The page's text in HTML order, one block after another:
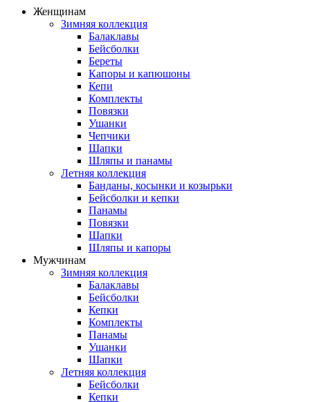
Женщинам
Зимняя коллекция
Балаклавы
Бейсболки
Береты
Капоры и капюшоны
Кепи
Комплекты
Повязки
Ушанки
Чепчики
Шапки
Шляпы и панамы
Летняя коллекция
Банданы, косынки и козырьки
Бейсболки и кепки
Панамы
Повязки
Шапки
Шляпы и капоры
Мужчинам
Зимняя коллекция
Балаклавы
Бейсболки
Кепки
Комплекты
Панамы
Ушанки
Шапки
Летняя коллекция
Бейсболки
Кепки